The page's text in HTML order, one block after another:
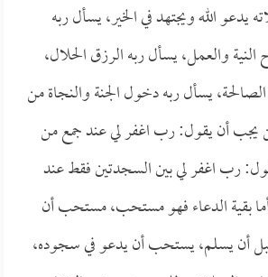
يدعو الله ويجتهد في الخير، يسأل ربه
النية والعمل، يسأل ربه الرزق الحلال،
الصالحة، يسأل ربه دخول الجنة والنجاة من
يجب أن يقول: رب اغفر لي عند جمع من
رب اغفر لي بين السجدتين فقط عند
بقية الدعاء فهو مستحب، مستحب أن
أن يسلم، يستحب أن يدعو في سجوده،